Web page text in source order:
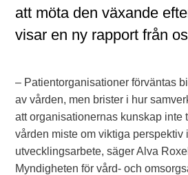
att möta den växande
visar en ny rapport från
– Patientorganisationer förväntas
av vården, men brister i hur
att organisationernas kunskap inte
vården miste om viktiga perspektiv
utvecklingsarbete, säger Alva
Myndigheten för vård- och